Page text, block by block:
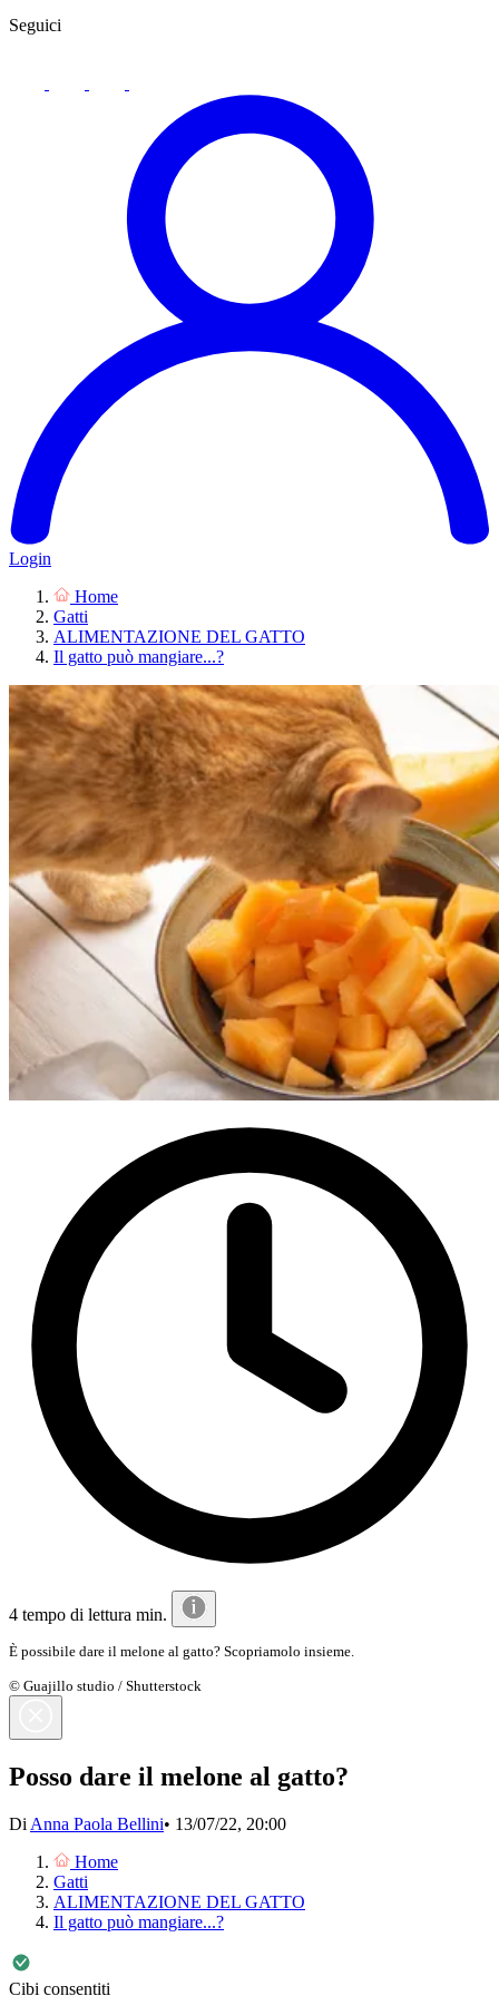
Seguici
Login
Home
Gatti
ALIMENTAZIONE DEL GATTO
Il gatto può mangiare...?
4 tempo di lettura min.
È possibile dare il melone al gatto? Scopriamolo insieme.
© Guajillo studio / Shutterstock
Posso dare il melone al gatto?
Di Anna Paola Bellini• 13/07/22, 20:00
Home
Gatti
ALIMENTAZIONE DEL GATTO
Il gatto può mangiare...?
Cibi consentiti